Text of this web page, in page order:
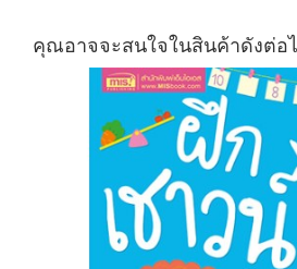
คุณอาจจะสนใจในสินค้าดังต่อ